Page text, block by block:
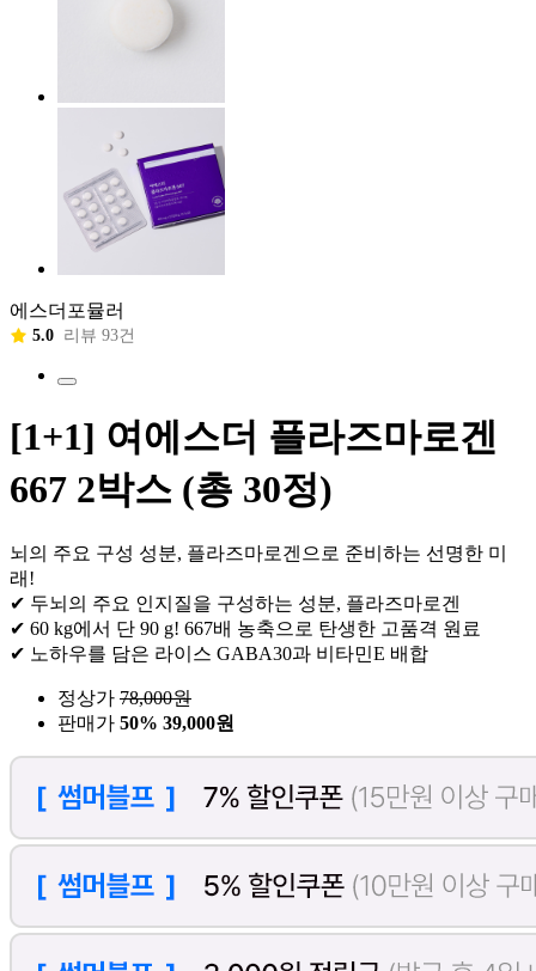
에스더포뮬러
5.0 리뷰 93건
[1+1] 여에스더 플라즈마로겐
667 2박스 (총 30정)
뇌의 주요 구성 성분, 플라즈마로겐으로 준비하는 선명한 미
래!
✔ 두뇌의 주요 인지질을 구성하는 성분, 플라즈마로겐
✔ 60 kg에서 단 90 g! 667배 농축으로 탄생한 고품격 원료
✔ 노하우를 담은 라이스 GABA30과 비타민E 배합
정상가 78,000원
판매가 50% 39,000원